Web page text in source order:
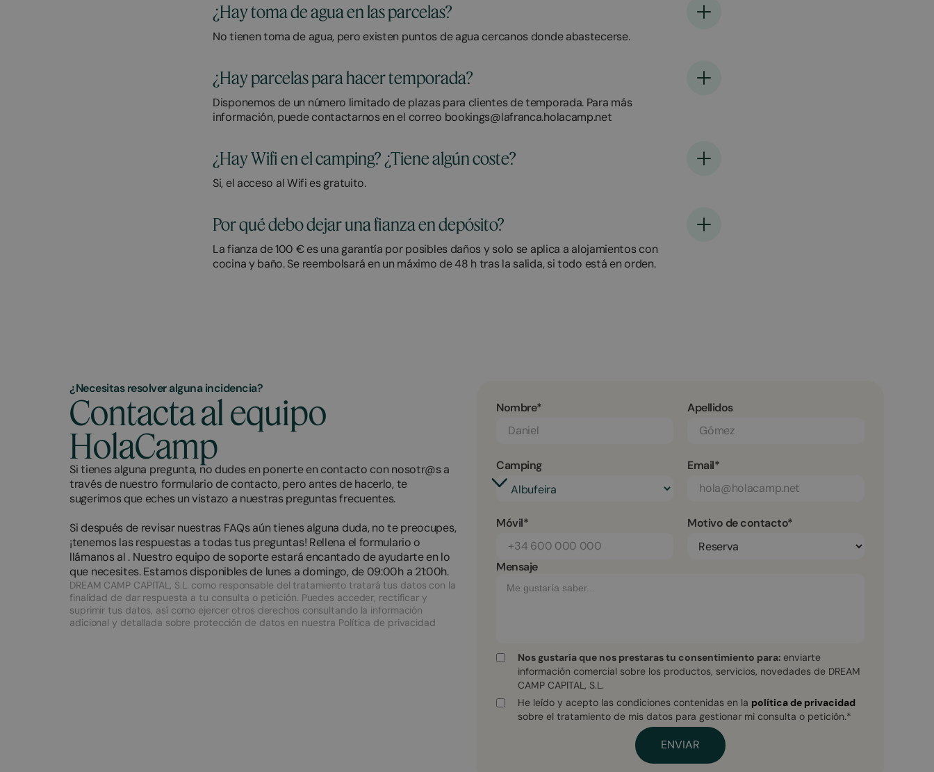
¿Hay toma de agua en las parcelas?
No tienen toma de agua, pero existen puntos de agua cercanos donde abastecerse.
¿Hay parcelas para hacer temporada?
Disponemos de un número limitado de plazas para clientes de temporada. Para más
información, puede contactarnos en el correo bookings@lafranca.holacamp.net
¿Hay Wifi en el camping? ¿Tiene algún coste?
Si, el acceso al Wifi es gratuito.
Por qué debo dejar una fianza en depósito?
La fianza de 100 € es una garantía por posibles daños y solo se aplica a alojamientos con
cocina y baño. Se reembolsará en un máximo de 48 h tras la salida, si todo está en orden.
¿Necesitas resolver alguna incidencia?
Contacta al equipo
HolaCamp
Si tienes alguna pregunta, no dudes en ponerte en contacto con nosotr@s a
través de nuestro formulario de contacto, pero antes de hacerlo, te
sugerimos que eches un vistazo a nuestras preguntas frecuentes.
Si después de revisar nuestras FAQs aún tienes alguna duda, no te preocupes,
¡tenemos las respuestas a todas tus preguntas! Rellena el formulario o
llámanos al . Nuestro equipo de soporte estará encantado de ayudarte en lo
que necesites. Estamos disponibles de lunes a domingo, de 09:00h a 21:00h.
DREAM CAMP CAPITAL, S.L. como responsable del tratamiento tratará tus datos con la
finalidad de dar respuesta a tu consulta o petición. Puedes acceder, rectificar y
suprimir tus datos, así como ejercer otros derechos consultando la información
adicional y detallada sobre protección de datos en nuestra Política de privacidad
Nombre* Apellidos
Camping Email*
Móvil* Motivo de contacto*
Mensaje
Nos gustaría que nos prestaras tu consentimiento para: enviarte
información comercial sobre los productos, servicios, novedades de DREAM
CAMP CAPITAL, S.L.
He leído y acepto las condiciones contenidas en la política de privacidad
sobre el tratamiento de mis datos para gestionar mi consulta o petición.*